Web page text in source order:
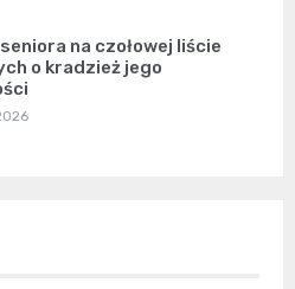
na czołowej liście
o kradzież jego